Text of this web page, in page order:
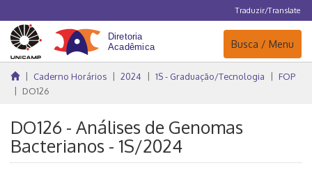
Traduzir/Translate
Navegação
Busca / Menu
Caderno Horários 2024 1S - Graduação/Tecnologia
FOP
DO126
DO126 - Análises de Genomas
Bacterianos - 1S/2024